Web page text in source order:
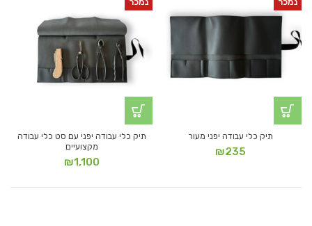
תיק כלי עבודה יפני מעור
₪235
תיק כלי עבודה יפני עם סט כלי עבודה
מקצועיים
₪1,100